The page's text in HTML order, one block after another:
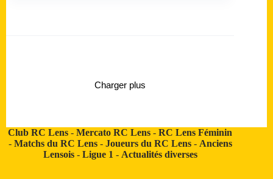
Charger plus
Club RC Lens -Mercato RC Lens -RC Lens Féminin
- Matchs du RC Lens- Joueurs du RC Lens- Anciens
Lensois- Ligue 1 - Actualités diverses